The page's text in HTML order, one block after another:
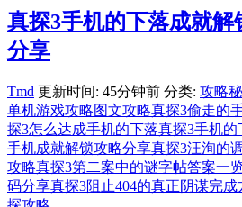
真探3手机的下落成就解
分享
Tmd 更新时间: 45分钟前 分类: 攻略
单机游戏攻略图文攻略真探3偷走的
探3怎么达成手机的下落真探3手机
手机成就解锁攻略分享真探3汪洵的
攻略真探3第二案中的谜字帖答案一
码分享真探3阻止404的真正阴谋完成